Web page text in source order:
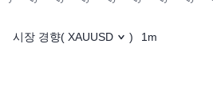
시장 경향( XAUUSD ) 1m